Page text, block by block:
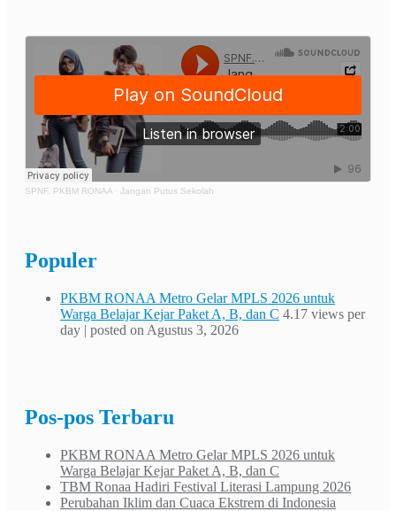
SPNF. PKBM RONAA · Jangan Putus Sekolah
Populer
PKBM RONAA Metro Gelar MPLS 2026 untuk
Warga Belajar Kejar Paket A, B, dan C 4.17 views per
day | posted on Agustus 3, 2026
Pos-pos Terbaru
PKBM RONAA Metro Gelar MPLS 2026 untuk
Warga Belajar Kejar Paket A, B, dan C
TBM Ronaa Hadiri Festival Literasi Lampung 2026
Perubahan Iklim dan Cuaca Ekstrem di Indonesia